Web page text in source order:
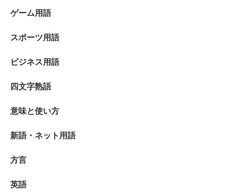
ゲーム用語
スポーツ用語
ビジネス用語
四文字熟語
意味と使い方
新語・ネット用語
方言
英語